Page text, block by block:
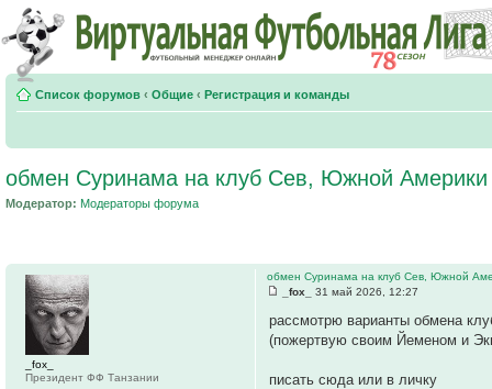
Список форумов ‹ Общие ‹ Регистрация и команды
обмен Суринама на клуб Сев, Южной Америки
Модератор: Модераторы форума
обмен Суринама на клуб Сев, Южной
_fox_
31 май 2026, 12:27
рассмотрю варианты обмена
(пожертвую своим Йеменом и
писать сюда или в личку
_fox_
Президент ФФ Танзании